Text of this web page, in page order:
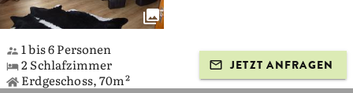
1 bis 6 Personen
2 Schlafzimmer
Erdgeschoss, 70m²
JETZT ANFRAGEN